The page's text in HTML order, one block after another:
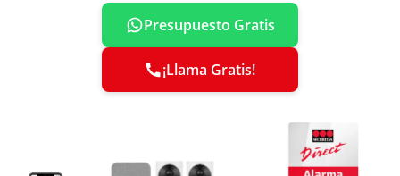
Presupuesto Gratis
¡Llama Gratis!